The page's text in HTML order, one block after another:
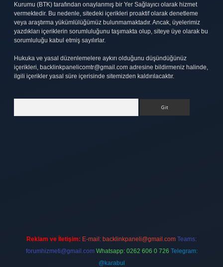
Kurumu (BTK) tarafından onaylanmış bir Yer Sağlayıcı olarak hizmet
vermektedir. Bu nedenle, sitedeki içerikleri proaktif olarak denetleme
veya araştırma yükümlülüğümüz bulunmamaktadır. Ancak, üyelerimiz
yazdıkları içeriklerin sorumluluğunu taşımakta olup, siteye üye olarak bu
sorumluluğu kabul etmiş sayılırlar.
Hukuka ve yasal düzenlemelere aykırı olduğunu düşündüğünüz
içerikleri, backlinkpanelicomtr@gmail.com adresine bildirmeniz halinde,
ilgili içerikler yasal süre içerisinde sitemizden kaldırılacaktır.
Reklam ve İletişim: E-mail: backlinkpaneli@gmail.com Teams:
forumhizmeti@gmail.com Whatsapp: 0262 606 0 726 Telegram:
@karabul